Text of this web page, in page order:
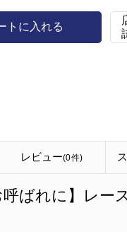
トに入れる
レビュー(0件)
呼ばれに】レー